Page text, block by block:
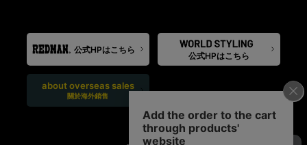
公式HPはこちら
公式HPはこちら
about overseas sales
關於海外銷售